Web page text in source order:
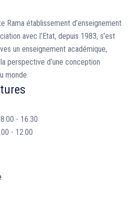
Rama établissement d’enseignement
avec l’Etat, depuis 1983, s’est
un enseignement académique,
perspective d’une conception
monde.
- 16.30
- 12.00